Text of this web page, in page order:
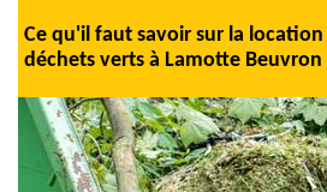
Ce qu'il faut savoir sur la
déchets verts à Lamotte Beuvron